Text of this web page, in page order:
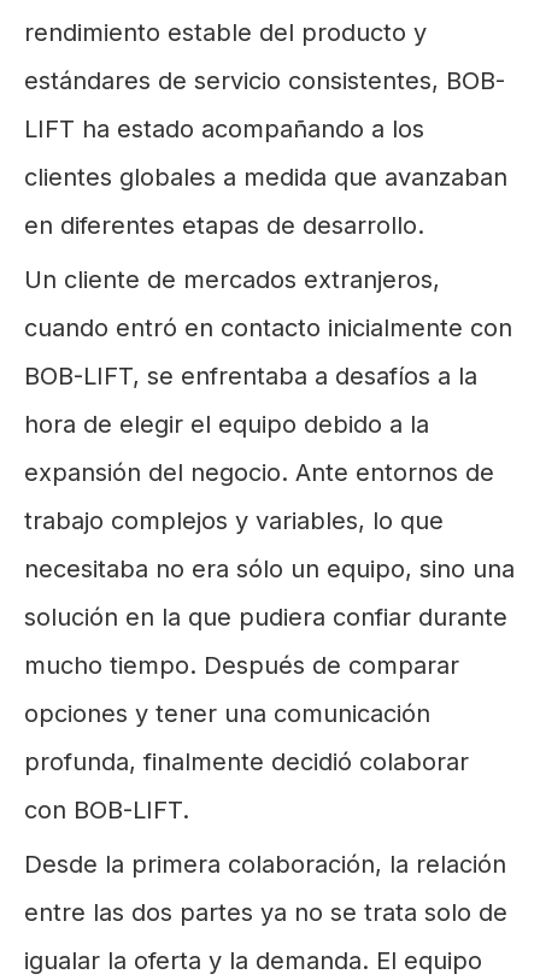
rendimiento estable del producto y
estándares de servicio consistentes, BOB-
LIFT ha estado acompañando a los
clientes globales a medida que avanzaban
en diferentes etapas de desarrollo.
Un cliente de mercados extranjeros,
cuando entró en contacto inicialmente con
BOB-LIFT, se enfrentaba a desafíos a la
hora de elegir el equipo debido a la
expansión del negocio. Ante entornos de
trabajo complejos y variables, lo que
necesitaba no era sólo un equipo, sino una
solución en la que pudiera confiar durante
mucho tiempo. Después de comparar
opciones y tener una comunicación
profunda, finalmente decidió colaborar
con BOB-LIFT.
Desde la primera colaboración, la relación
entre las dos partes ya no se trata solo de
igualar la oferta y la demanda. El equipo